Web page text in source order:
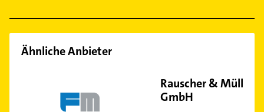
Ähnliche Anbieter
Rauscher & Müller
GmbH